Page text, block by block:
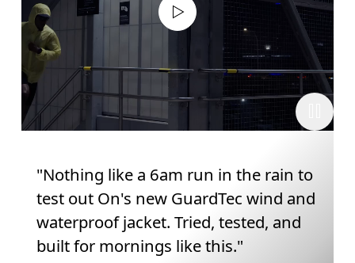
"Nothing like a 6am run in the rain to
test out On's new GuardTec wind and
waterproof jacket. Tried, tested, and
built for mornings like this."